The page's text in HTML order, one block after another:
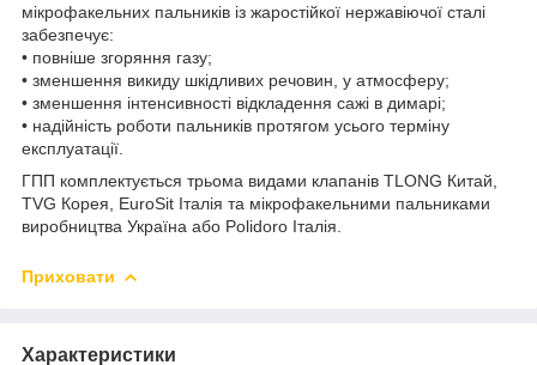
мікрофакельних пальників із жаростійкої нержавіючої сталі
забезпечує:
• повніше згоряння газу;
• зменшення викиду шкідливих речовин, у атмосферу;
• зменшення інтенсивності відкладення сажі в димарі;
• надійність роботи пальників протягом усього терміну
експлуатації.
ГПП комплектується трьома видами клапанів TLONG Китай,
TVG Корея, EuroSit Італія та мікрофакельними пальниками
виробництва Україна або Polidoro Італія.
Приховати
Характеристики